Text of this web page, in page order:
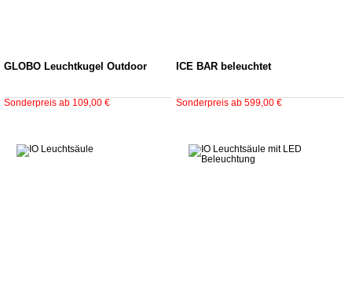
GLOBO Leuchtkugel Outdoor
Sonderpreis ab 109,00 €
ICE BAR beleuchtet
Sonderpreis ab 599,00 €